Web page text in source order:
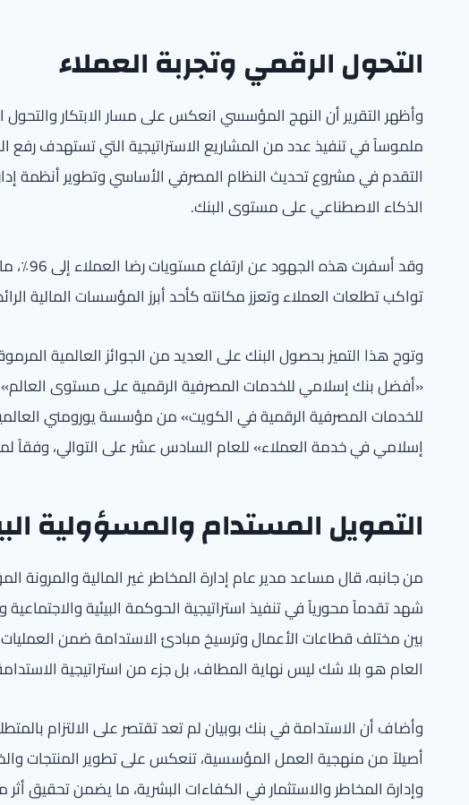
التحول الرقمي وتجربة العملاء
وأظهر التقرير أن النهج المؤسسي انعكس على مسار الابتكار
ملموساً في تنفيذ عدد من المشاريع الاستراتيجية التي تستهدف رفع
التقدم في مشروع تحديث النظام المصرفي الأساسي وتطوير أنظمة
الذكاء الاصطناعي على مستوى البنك.
وقد
تواكب تطلعات العملاء وتعزز مكانته كأحد أبرز المؤسسات المالية
وتوج هذا التميز بحصول البنك على العديد من الجوائز العالمية
«أفضل بنك إسلامي للخدمات المصرفية الرقمية على مستوى
للخدمات المصرفية الرقمية في الكويت» من مؤسسة يورومني
إسلامي في خدمة العملاء» للعام السادس عشر على التوالي، وفقاً
التمويل المستدام والمسؤولية
شهد تقدماً محورياً في تنفيذ استراتيجية الحوكمة البيئية
بين مختلف قطاعات الأعمال وترسيخ مبادئ الاستدامة ضمن العمليات
العام هو بلا شك ليس نهاية المطاف، بل جزء من استراتيجية الاستدامة
وأضاف أن الاستدامة في بنك بوبيان لم تعد تقتصر على الالتزام
أصيلاً من منهجية العمل المؤسسية، تنعكس على تطوير المنتجات
وإدارة المخاطر والاستثمار في الكفاءات البشرية، ما يضمن